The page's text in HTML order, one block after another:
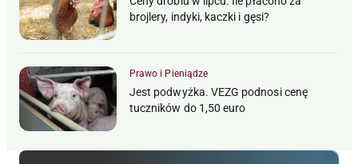
brojlery, indyki, kaczki i gęsi?
Prawo i Pieniądze
Jest podwyżka. VEZG podnosi cenę
tuczników do 1,50 euro